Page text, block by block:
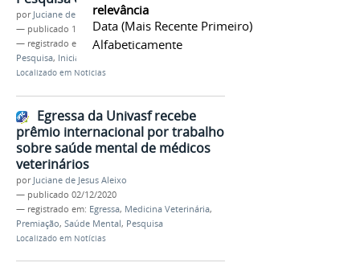
relevância
Data (mais Recente Primeiro)
Alfabeticamente
por Juciane de Jesus Aleixo
— publicado 10/06/2019
— registrado em:
PRPPGI,Scientex,Premiação
Pesquisa, Iniciação Científica
Localizado em Notícias
Egressa da Univasf recebe
prêmio internacional por trabalho
sobre saúde mental de médicos
veterinários
por Juciane de Jesus Aleixo
— publicado 02/12/2020
— registrado em: Egressa, Medicina Veterinária,
Premiação, Saúde Mental, Pesquisa
Localizado em Notícias